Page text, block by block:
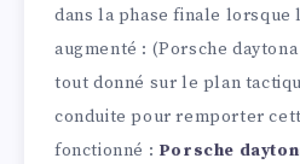
dans la phase finale
augmenté : (Porsche daytona
tout donné sur le plan
conduite pour remporter
fonctionné : Porsche